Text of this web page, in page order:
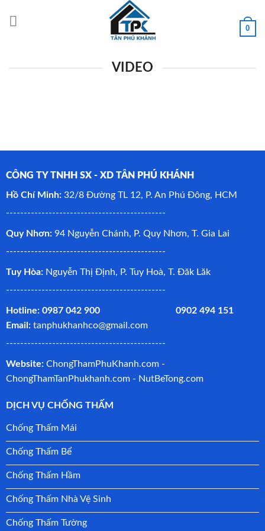
0
VIDEO
CÔNG TY TNHH SX - XD TÂN PHÚ KHÁNH
Hồ Chí Minh: 32/8 Đường TL 12, P. An Phú Đông, HCM
---------------------------------------------
Quy Nhơn: 94 Nguyễn Chánh, P. Quy Nhơn, T. Gia Lai
---------------------------------------------
Tuy Hòa: Nguyễn Thị Định, P. Tuy Hoà, T. Đăk Lăk
---------------------------------------------
Hotline: 0987 042 900 0902 494 151
Email: tanphukhanhco@gmail.com
---------------------------------------------
Website: ChongThamPhuKhanh.com -
ChongThamTanPhukhanh.com- NutBeTong.com
DỊCH VỤ CHỐNG THẤM
Chống Thấm Mái
Chống Thấm Bể
Chống Thấm Hầm
Chống Thấm Nhà Vệ Sinh
Chống Thấm Tường